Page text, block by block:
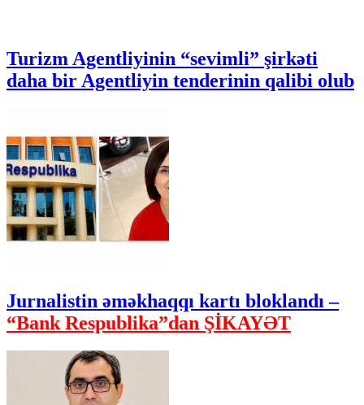
Turizm Agentliyinin “sevimli” şirkəti
daha bir Agentliyin tenderinin qalibi olub
Jurnalistin əməkhaqqı kartı bloklandı –
“Bank Respublika”dan ŞİKAYƏT